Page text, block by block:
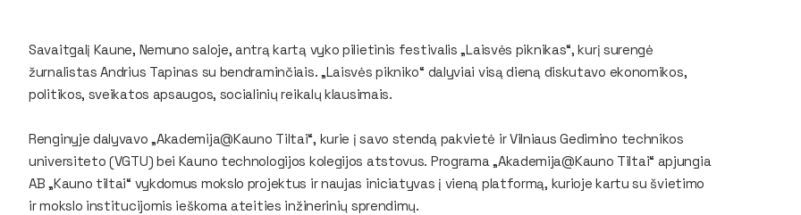
Savaitgalį Kaune, Nemuno saloje, antrą kartą vyko pilietinis festivalis „Laisvės piknikas“, kurį surengė
žurnalistas Andrius Tapinas su bendraminčiais. „Laisvės pikniko“ dalyviai visą dieną diskutavo ekonomikos,
politikos, sveikatos apsaugos, socialinių reikalų klausimais.
Renginyje dalyvavo „Akademija@Kauno Tiltai“, kurie į savo stendą pakvietė ir Vilniaus Gedimino technikos
universiteto (VGTU) bei Kauno technologijos kolegijos atstovus. Programa „Akademija@Kauno Tiltai“ apjungia
AB „Kauno tiltai“ vykdomus mokslo projektus ir naujas iniciatyvas į vieną platformą, kurioje kartu su švietimo
ir mokslo institucijomis ieškoma ateities inžinerinių sprendimų.